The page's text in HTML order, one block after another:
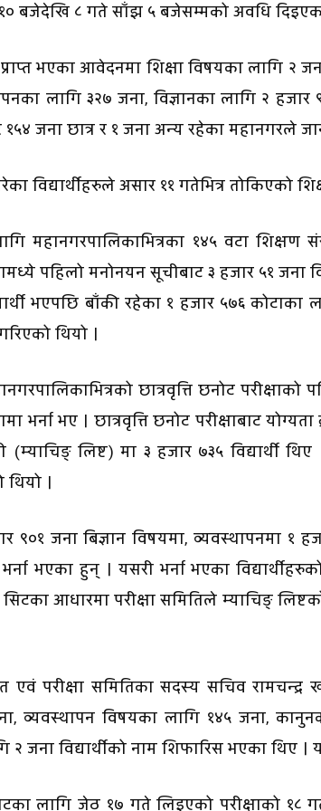
बजेदेखि ८ गते साँझ ५ बजेसम्मको अवधि
भएका आवेदनमा शिक्षा विषयका लागि २
लागि ३२७ जना, विज्ञानका लागि २ हजार
१५४ जना छात्र र १ जना अन्य रहेका महानगरले
विद्यार्थीहरुले असार ११ गतेभित्र तोकिएको
महानगरपालिकाभित्रका १४५ वटा शिक्षण
पहिलो मनोनयन सूचीबाट ३ हजार ५१ जना
भएपछि बाँकी रहेका १ हजार ५७६
थियो ।
छात्रवृत्ति छनोट परीक्षाको
भर्ना भए । छात्रवृत्ति छनोट परीक्षाबाट
लिष्ट) मा ३ हजार ७३५ विद्यार्थी थिए
।
९०१ जना बिज्ञान विषयमा, व्यवस्थापनमा १
भर्ना भएका हुन् । यसरी भर्ना भएका
आधारमा परीक्षा समितिले म्याचिङ्
एवं परीक्षा समितिका सदस्य सचिव रामचन्द्र
व्यवस्थापन विषयका लागि १४५ जना,
२ जना विद्यार्थीको नाम शिफारिस भएका थिए ।
लागि जेठ १७ गते लिइएको परीक्षाको १८